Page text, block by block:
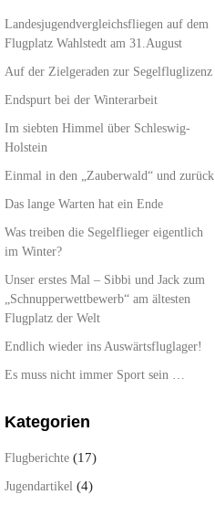
Landesjugendvergleichsfliegen auf dem
Flugplatz Wahlstedt am 31.August
Auf der Zielgeraden zur Segelfluglizenz
Endspurt bei der Winterarbeit
Im siebten Himmel über Schleswig-
Holstein
Einmal in den „Zauberwald“ und zurück
Das lange Warten hat ein Ende
Was treiben die Segelflieger eigentlich
im Winter?
Unser erstes Mal – Sibbi und Jack zum
„Schnupperwettbewerb“ am ältesten
Flugplatz der Welt
Endlich wieder ins Auswärtsfluglager!
Es muss nicht immer Sport sein …
Kategorien
Flugberichte (17)
Jugendartikel (4)